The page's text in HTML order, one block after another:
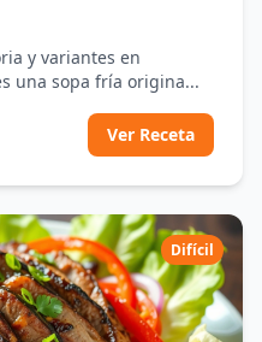
y variantes en
una sopa fría origina...
Ver Receta
Difícil